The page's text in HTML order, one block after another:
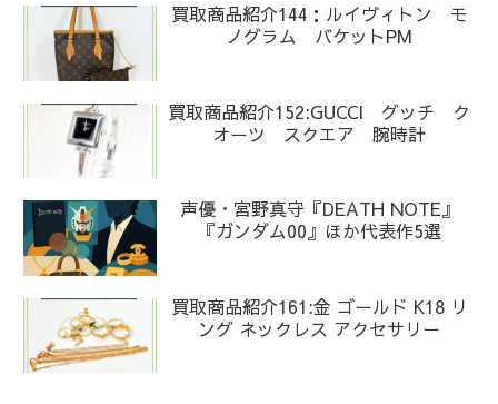
買取商品紹介144：ルイヴィトン モ
ノグラム バケットPM
買取商品紹介152:GUCCI グッチ ク
オーツ スクエア 腕時計
声優・宮野真守『DEATH NOTE』
『ガンダム00』ほか代表作5選
買取商品紹介161:金 ゴールド K18 リ
ング ネックレス アクセサリー